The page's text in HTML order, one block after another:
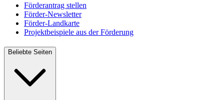
Förderantrag stellen
Förder-Newsletter
Förder-Landkarte
Projektbeispiele aus der Förderung
Beliebte Seiten